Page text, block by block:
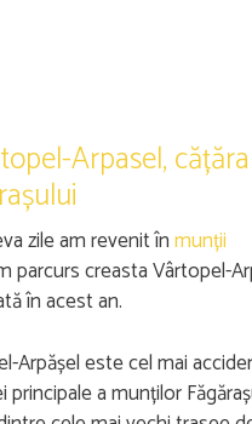
Arpasel,
zile am revenit înmunții
parcurs creasta Vârtopel-
în acest an.
Arpășel este cel mai
a munților